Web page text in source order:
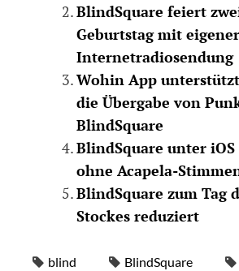
BlindSquare feiert
Geburtstag mit eigener
Internetradiosendung
Wohin App
die Übergabe von
BlindSquare
BlindSquare unter
ohne Acapela-
BlindSquare zum Tag
Stockes reduziert
blind BlindSquare